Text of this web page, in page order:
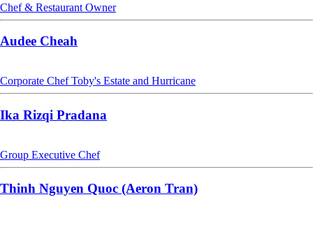
Chef & Restaurant Owner
Audee Cheah
Corporate Chef Toby's Estate and Hurricane
Ika Rizqi Pradana
Group Executive Chef
Thinh Nguyen Quoc (Aeron Tran)